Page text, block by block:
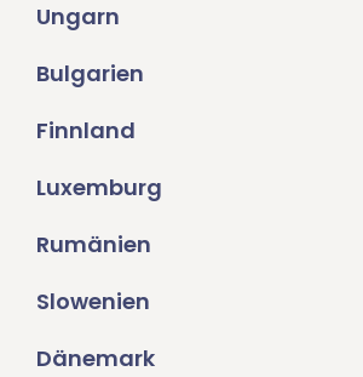
Ungarn
Bulgarien
Finnland
Luxemburg
Rumänien
Slowenien
Dänemark